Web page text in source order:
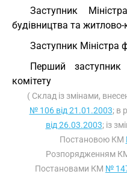
Заступник
будівництва та
Заступник Міністра
Перший заступник
комітету
( Склад із змінами,
№ 106 від 21.01.2003; в
від 26.03.2003; із
Постановою КМ
Розпорядженням
Постановами КМ №